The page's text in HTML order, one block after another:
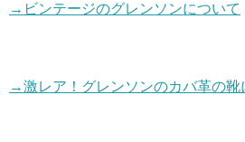
→ビンテージのグレンソンについて
→激レア！グレンソンのカバ革の靴